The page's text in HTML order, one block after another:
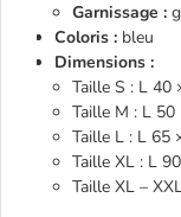
Garnissage :
Coloris : bleu
Dimensions :
Taille S : L 40
Taille M : L 50
Taille L : L 65
Taille XL : L
Taille XL –